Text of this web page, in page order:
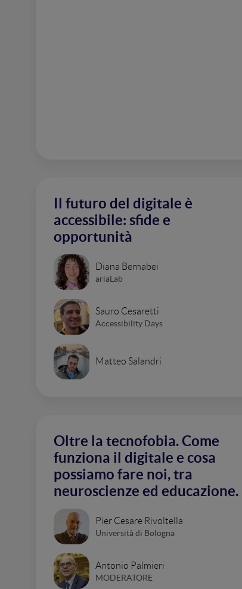
Il futuro del digitale è
accessibile: sfide e
opportunità
Diana Bernabei
ariaLab
Sauro Cesaretti
Accessibility Days
Matteo Salandri
Oltre la tecnofobia. Come
funziona il digitale e cosa
possiamo fare noi, tra
neuroscienze ed educazione.
Pier Cesare Rivoltella
Università di Bologna
Antonio Palmieri
MODERATORE